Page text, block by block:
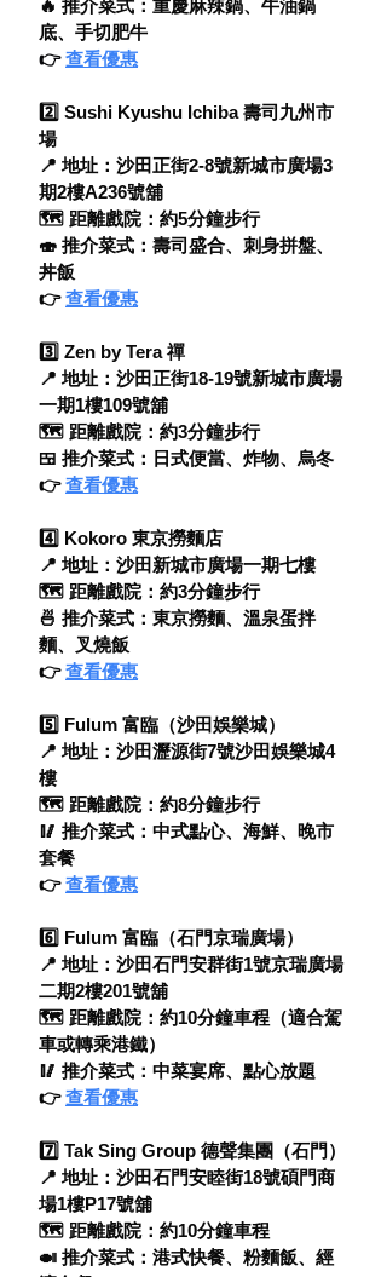
🔥 推介菜式：重慶麻辣鍋、牛油鍋
底、手切肥牛
👉 查看優惠
2️⃣ Sushi Kyushu Ichiba 壽司九州市
場
📍 地址：沙田正街2-8號新城市廣場3
期2樓A236號舖
🗺 距離戲院：約5分鐘步行
🍣 推介菜式：壽司盛合、刺身拼盤、
丼飯
👉 查看優惠
3️⃣ Zen by Tera 禪
📍 地址：沙田正街18-19號新城市廣場
一期1樓109號舖
🗺 距離戲院：約3分鐘步行
🍱 推介菜式：日式便當、炸物、烏冬
👉 查看優惠
4️⃣ Kokoro 東京撈麵店
📍 地址：沙田新城市廣場一期七樓
🗺 距離戲院：約3分鐘步行
🍜 推介菜式：東京撈麵、溫泉蛋拌
麵、叉燒飯
👉 查看優惠
5️⃣ Fulum 富臨（沙田娛樂城）
📍 地址：沙田瀝源街7號沙田娛樂城4
樓
🗺 距離戲院：約8分鐘步行
🥢 推介菜式：中式點心、海鮮、晚市
套餐
👉 查看優惠
6️⃣ Fulum 富臨（石門京瑞廣場）
📍 地址：沙田石門安群街1號京瑞廣場
二期2樓201號舖
🗺 距離戲院：約10分鐘車程（適合駕
車或轉乘港鐵）
🥢 推介菜式：中菜宴席、點心放題
👉 查看優惠
7️⃣ Tak Sing Group 德聲集團（石門）
📍 地址：沙田石門安睦街18號碩門商
場1樓P17號舖
🗺 距離戲院：約10分鐘車程
🍛 推介菜式：港式快餐、粉麵飯、經